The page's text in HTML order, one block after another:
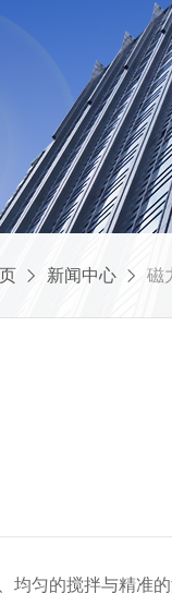
新闻中心 磁
匀的搅拌与精准的